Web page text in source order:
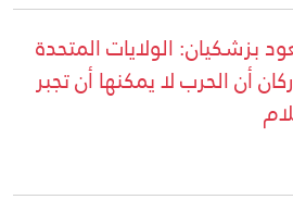
بزشكيان: الولايات المتحدة
أن الحرب لا يمكنها أن تجبر